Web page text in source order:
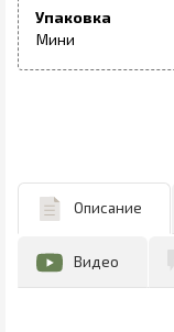
Упаковка
Мини
Описание
Видео